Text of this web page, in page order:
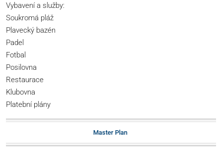
Vybavení a služby:
Soukromá pláž
Plavecký bazén
Padel
Fotbal
Posilovna
Restaurace
Klubovna
Platební plány
Master Plan